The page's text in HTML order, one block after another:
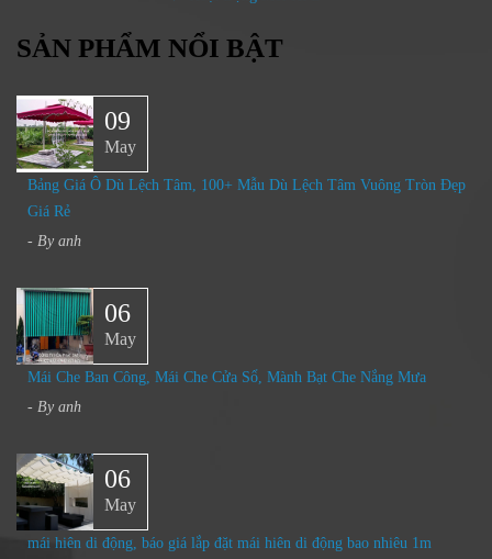
SẢN PHẨM NỔI BẬT
09
May
Bảng Giá Ô Dù Lệch Tâm, 100+ Mẫu Dù Lệch Tâm Vuông Tròn Đẹp
Giá Rẻ
- By anh
06
May
Mái Che Ban Công, Mái Che Cửa Sổ, Mành Bạt Che Nắng Mưa​
- By anh
06
May
mái hiên di động, báo giá lắp đặt mái hiên di động bao nhiêu 1m